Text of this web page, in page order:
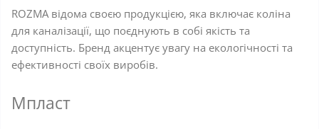
ROZMA відома своєю продукцією, яка включає коліна
для каналізації, що поєднують в собі якість та
доступність. Бренд акцентує увагу на екологічності та
ефективності своїх виробів.
Мпласт